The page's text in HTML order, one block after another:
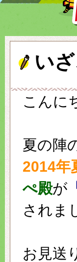
い
こんに
夏の陣
2014年
ぺ殿が
されま
お見送